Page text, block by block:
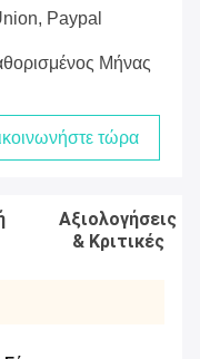
Paypal
Μήνας
τώρα
Αξιολογήσεις
& Κριτικές